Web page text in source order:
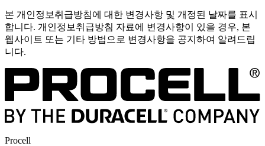
본 개인정보취급방침에 대한 변경사항 및 개정된 날짜를 표시
합니다. 개인정보취급방침 자료에 변경사항이 있을 경우, 본
웹사이트 또는 기타 방법으로 변경사항을 공지하여 알려드립
니다.
Procell